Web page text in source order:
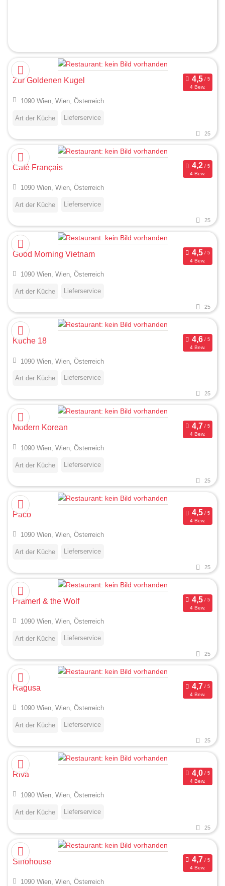
Zur Goldenen Kugel
4 Bew.
1090 Wien, Wien, Österreich
Art der Küche Lieferservice
25
Café Français
4 Bew.
1090 Wien, Wien, Österreich
Art der Küche Lieferservice
25
Good Morning Vietnam
4 Bew.
1090 Wien, Wien, Österreich
Art der Küche Lieferservice
25
Küche 18
4 Bew.
1090 Wien, Wien, Österreich
Art der Küche Lieferservice
25
Modern Korean
4 Bew.
1090 Wien, Wien, Österreich
Art der Küche Lieferservice
25
Paco
4 Bew.
1090 Wien, Wien, Österreich
Art der Küche Lieferservice
25
Pramerl & the Wolf
4 Bew.
1090 Wien, Wien, Österreich
Art der Küche Lieferservice
25
Ragusa
4 Bew.
1090 Wien, Wien, Österreich
Art der Küche Lieferservice
25
Riva
4 Bew.
1090 Wien, Wien, Österreich
Art der Küche Lieferservice
25
Sinohouse
4 Bew.
1090 Wien, Wien, Österreich